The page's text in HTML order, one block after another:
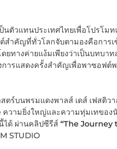
ตัวแทนประเทศไทยเพื่อโปรโม
สำคัญที่ทั่วโลกจับตามองคือการ
ทางค่ายแง้มเพียงว่าเป็นบทบา
ารแสดงครั้งสำคัญเพื่อพาซอฟต์
ร์บนพรมแดงพาลส์ เดส์ เฟสติว
วามยิ่งใหญ่และความทุ่มเทของ
ด้ ผ่านคลิปซีรีส์ “The Journey
STUDIO